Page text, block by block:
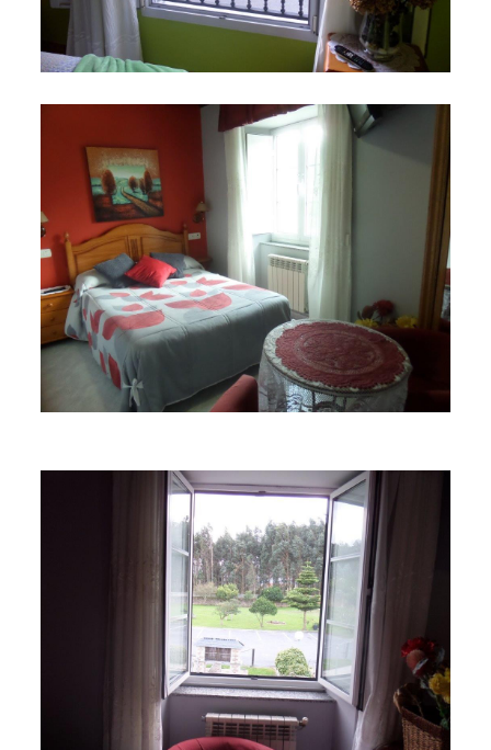
SAM_1287
noviembre 23, 2015
SAM_1294
noviembre 23, 2015
SAM_1306
noviembre 23, 2015
SAM_1312